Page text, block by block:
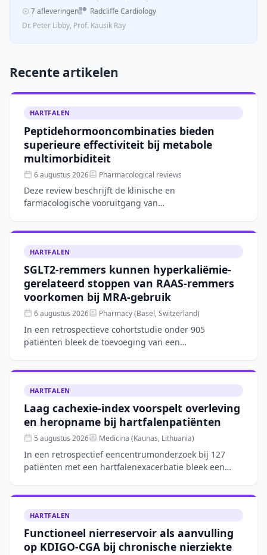
7 afleveringen
Radcliffe Cardiology
Dr. Peter Libby, Prof. Kausik Ray
Recente artikelen
HARTFALEN
Peptidehormooncombinaties bieden
superieure effectiviteit bij metabole
multimorbiditeit
6 augustus 2026 Pharmacological reviews
Deze review beschrijft de klinische en
farmacologische vooruitgang van
GLP-1-agonisten gecombineerd met FGF21- o
HARTFALEN
SGLT2-remmers kunnen hyperkaliëmie-
gerelateerd stoppen van RAAS-remmers
voorkomen bij MRA-gebruik
6 augustus 2026 Pharmacy (Basel, Switzerland)
In een retrospectieve cohortstudie onder 905
patiënten bleek de toevoeging van een
HARTFALEN
Laag cachexie-index voorspelt overleving
en heropname bij hartfalenpatiënten
5 augustus 2026 Medicina (Kaunas, Lithuania)
In een retrospectief eencentrumonderzoek bij 127
patiënten met een hartfalenexacerbatie bleek een
HARTFALEN
Functioneel nierreservoir als aanvulling
op KDIGO-CGA bij chronische nierziekte